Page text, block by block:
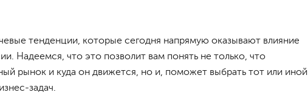
тенденции, которые сегодня напрямую оказывают влияние
Надеемся, что это позволит вам понять не только, что
рынок и куда он движется, но и, поможет выбрать тот или иной
задач.